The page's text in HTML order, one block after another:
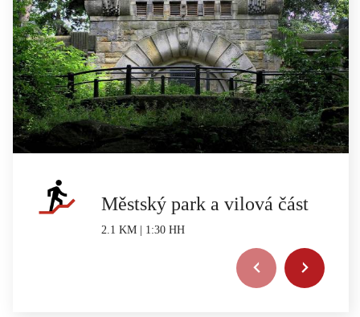
Městský park a vilová část
2.1 KM | 1:30 HH